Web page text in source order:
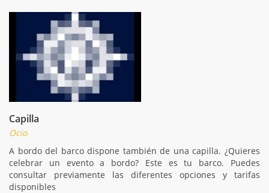
Capilla
Ocio
A bordo del barco dispone también de una capilla. ¿Quieres
celebrar un evento a bordo? Este es tu barco. Puedes
consultar previamente las diferentes opciones y tarifas
disponibles